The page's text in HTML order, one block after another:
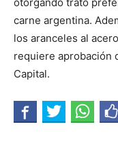
carne argentina.
los aranceles al
requiere aprobación
Capital.